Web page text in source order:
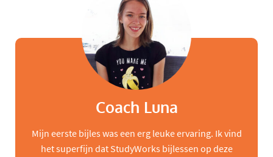
Coach Luna
Mijn eerste bijles was een erg leuke ervaring. Ik vind
het superfijn dat StudyWorks bijlessen op deze